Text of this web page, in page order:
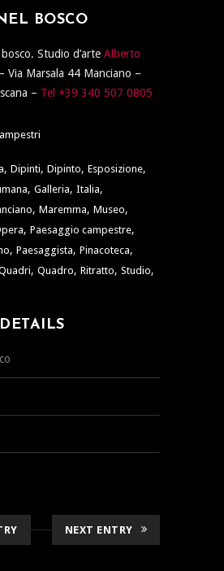
BOSCO
Studio d’arte Alberto
– Via Marsala 44 Manciano –
– Tel +39 340 507 0805
, Dipinti, Dipinto, Esposizione,
, Galleria, Italia,
, Maremma, Museo,
, Paesaggio campestre,
, Paesaggista, Pinacoteca,
, Quadro, Ritratto, Studio,
NEXT ENTRY